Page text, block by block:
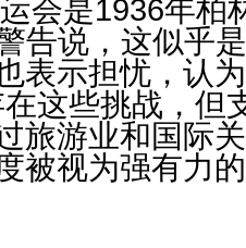
会是1936年柏
告说，这似乎
表示担忧，认
这些挑战，但
旅游业和国际
被视为强有力